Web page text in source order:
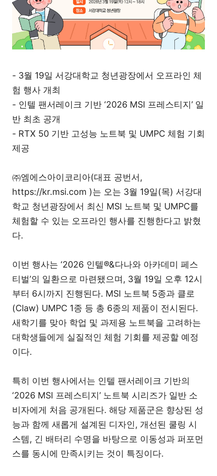
- 3월 19일 서강대학교 청년광장에서 오프라인 체
험 행사 개최
- 인텔 팬서레이크 기반 ‘2026 MSI 프레스티지’ 일
반 최초 공개
- RTX 50 기반 고성능 노트북 및 UMPC 체험 기회
제공
㈜엠에스아이코리아(대표 공번서,
https://kr.msi.com )는 오는 3월 19일(목) 서강대
학교 청년광장에서 최신 MSI 노트북 및 UMPC를
체험할 수 있는 오프라인 행사를 진행한다고 밝혔
다.
이번 행사는 ‘2026 인텔®&다나와 아카데미 페스
티벌’의 일환으로 마련됐으며, 3월 19일 오후 12시
부터 6시까지 진행된다. MSI 노트북 5종과 클로
(Claw) UMPC 1종 등 총 6종의 제품이 전시된다.
새학기를 맞아 학업 및 과제용 노트북을 고려하는
대학생들에게 실질적인 체험 기회를 제공할 예정
이다.
특히 이번 행사에서는 인텔 팬서레이크 기반의
‘2026 MSI 프레스티지’ 노트북 시리즈가 일반 소
비자에게 처음 공개된다. 해당 제품군은 향상된 성
능과 함께 새롭게 설계된 디자인, 개선된 쿨링 시
스템, 긴 배터리 수명을 바탕으로 이동성과 퍼포먼
스를 동시에 만족시키는 것이 특징이다.